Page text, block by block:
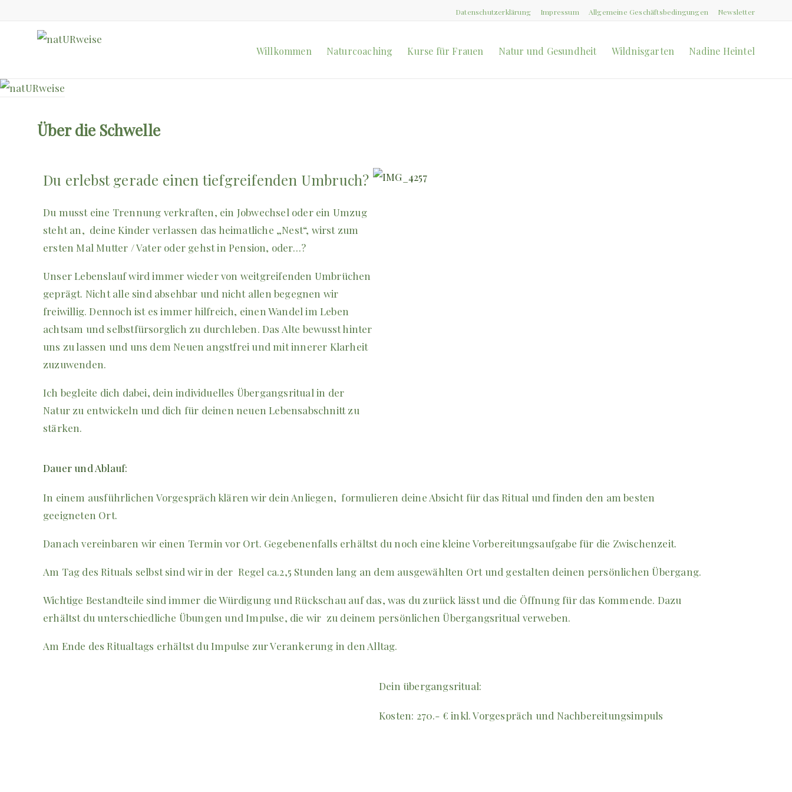
Datenschutzerklärung Impressum Allgemeine Geschäftsbedingungen Newsletter
Willkommen Naturcoaching Kurse für Frauen Natur und Gesundheit Wildnisgarten Nadine Heintel
Über die Schwelle
Du erlebst gerade einen tiefgreifenden Umbruch?
Du musst eine Trennung verkraften, ein Jobwechsel oder ein Umzug
steht an, deine Kinder verlassen das heimatliche „Nest“, wirst zum
ersten Mal Mutter / Vater oder gehst in Pension, oder…?
Unser Lebenslauf wird immer wieder von weitgreifenden Umbrüchen
geprägt. Nicht alle sind absehbar und nicht allen begegnen wir
freiwillig. Dennoch ist es immer hilfreich, einen Wandel im Leben
achtsam und selbstfürsorglich zu durchleben. Das Alte bewusst hinter
uns zu lassen und uns dem Neuen angstfrei und mit innerer Klarheit
zuzuwenden.
Ich begleite dich dabei, dein individuelles Übergangsritual in der
Natur zu entwickeln und dich für deinen neuen Lebensabschnitt zu
stärken.
Dauer und Ablauf:
In einem ausführlichen Vorgespräch klären wir dein Anliegen, formulieren deine Absicht für das Ritual und finden den am besten
geeigneten Ort.
Danach vereinbaren wir einen Termin vor Ort. Gegebenenfalls erhältst du noch eine kleine Vorbereitungsaufgabe für die Zwischenzeit.
Am Tag des Rituals selbst sind wir in der Regel ca.2,5 Stunden lang an dem ausgewählten Ort und gestalten deinen persönlichen Übergang.
Wichtige Bestandteile sind immer die Würdigung und Rückschau auf das, was du zurück lässt und die Öffnung für das Kommende. Dazu
erhältst du unterschiedliche Übungen und Impulse, die wir zu deinem persönlichen Übergangsritual verweben.
Am Ende des Ritualtags erhältst du Impulse zur Verankerung in den Alltag.
Dein übergangsritual:
Kosten: 270.- € inkl. Vorgespräch und Nachbereitungsimpuls